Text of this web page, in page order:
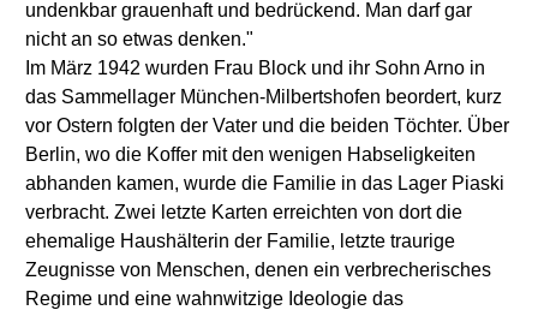
undenkbar grauenhaft und bedrückend. Man darf gar
nicht an so etwas denken."
Im März 1942 wurden Frau Block und ihr Sohn Arno in
das Sammellager München-Milbertshofen beordert, kurz
vor Ostern folgten der Vater und die beiden Töchter. Über
Berlin, wo die Koffer mit den wenigen Habseligkeiten
abhanden kamen, wurde die Familie in das Lager Piaski
verbracht. Zwei letzte Karten erreichten von dort die
ehemalige Haushälterin der Familie, letzte traurige
Zeugnisse von Menschen, denen ein verbrecherisches
Regime und eine wahnwitzige Ideologie das